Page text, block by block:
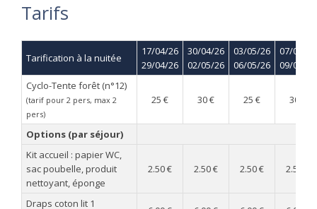
Tarifs
Tarification à la nuitée
17/04/26
29/04/26
30/04/26
02/05/26
03/05/26
06/05/26
07/05/26
09/05/26
Cyclo-Tente forêt (n°12)
(tarif pour 2 pers, max 2
pers)
25 € 30 € 25 € 30 €
Options (par séjour)
Kit accueil : papier WC,
sac poubelle, produit
nettoyant, éponge
2.50 € 2.50 € 2.50 € 2.50 €
Draps coton lit 1